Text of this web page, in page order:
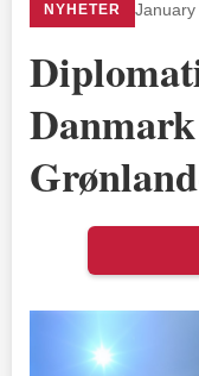
NYHETER January